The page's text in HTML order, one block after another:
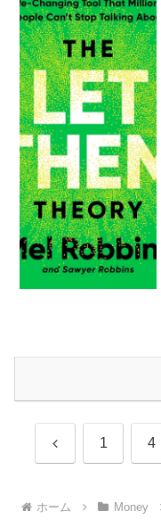
前 1 4
ホーム Money